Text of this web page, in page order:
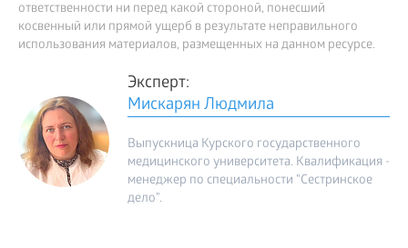
ответственности ни перед какой стороной, понесший
косвенный или прямой ущерб в результате неправильного
использования материалов, размещенных на данном ресурсе.
Эксперт:
Мискарян Людмила
Выпускница Курского государственного
медицинского университета. Квалификация -
менеджер по специальности "Сестринское
дело".